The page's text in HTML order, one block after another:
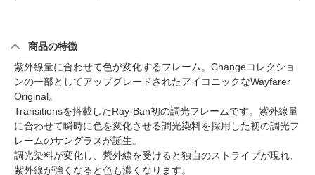
商品の特徴
紫外線量に合わせて色が変化するフレーム。Changeコレクショ
ンの一部としてアップグレードされたアイコニックなWayfarer
Original。
Transitionsを搭載したRay-Ban初の調光フレームです。紫外線量
に合わせて瞬時に色を変化させる調光染料を採用した初の調光フ
レームのサングラスが誕生。
調光染料が変化し、紫外線を受けると独自のストライプが現れ、
紫外線が強くなると色も濃くなります。